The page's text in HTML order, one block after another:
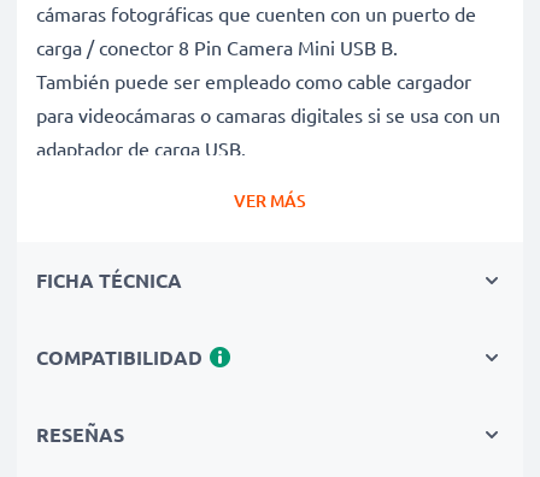
cámaras fotográficas que cuenten con un puerto de
carga / conector 8 Pin Camera Mini USB B.
También puede ser empleado como cable cargador
para videocámaras o camaras digitales si se usa con un
adaptador de carga USB.
cargador 8 Pin Camera Mini USB B
USB B - Enchufe de carga para todos los dispositivos
versiones USB anteriores
VER MÁS
FICHA TÉCNICA
COMPATIBILIDAD
RESEÑAS